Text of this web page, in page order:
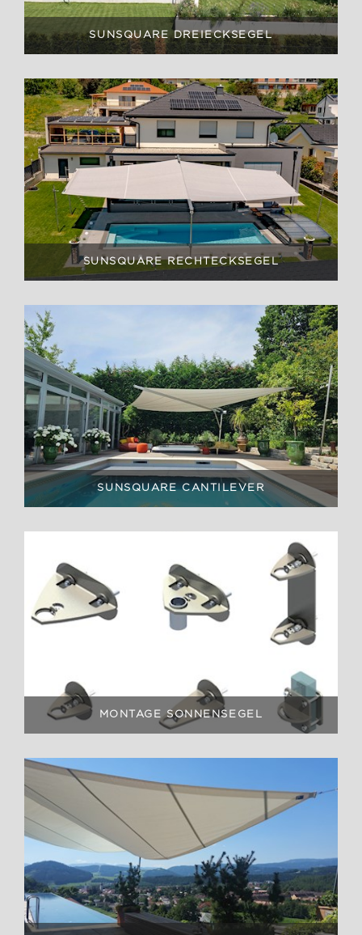
SUNSQUARE DREIECKSEGEL
SUNSQUARE RECHTECKSEGEL
SUNSQUARE CANTILEVER
MONTAGE SONNENSEGEL